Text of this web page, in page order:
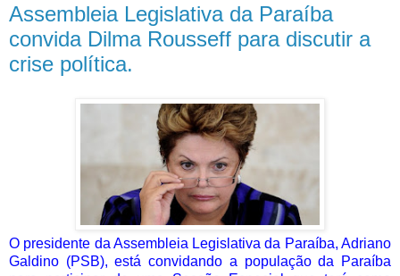
Assembleia Legislativa da Paraíba
convida Dilma Rousseff para discutir a
crise política.
O presidente da Assembleia Legislativa da Paraíba, Adriano
Galdino (PSB), está convidando a população da Paraíba